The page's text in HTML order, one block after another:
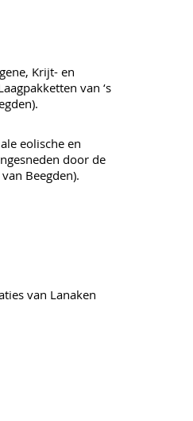
Krijt- en
van ‘s
eolische en
door de
Beegden).
van Lanaken